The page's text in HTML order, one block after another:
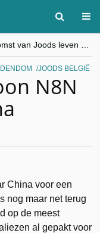
“Besnijdenisdebat toont hoe moeilijk seculiere Westen minderheden begrijpt”, Jinnih Beels (Vooruit)
CITYTRIP | ROEMENIË – Boekarest: de verrassing van Oost-Europa
JOODS BELGIË
N8N
China voor een
nog maar net terug
op de meest
al gepakt voor